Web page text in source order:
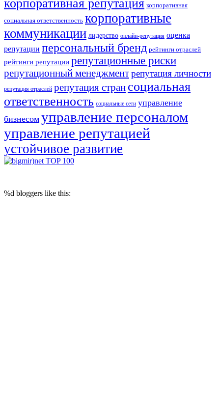
корпоративная репутация корпоративная
социальная ответственность корпоративные
коммуникации лидерство онлайн-репутация оценка
репутации персональный бренд рейтинги отраслей
рейтинги репутации репутационные риски
репутационный менеджментрепутация личности
репутация отраслей репутация стран социальная
ответственность социальные сети управление
бизнесом управление персоналом
управление репутацией
устойчивое развитие
%d bloggers like this: